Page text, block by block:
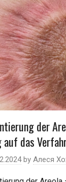
der
das
by Алеся